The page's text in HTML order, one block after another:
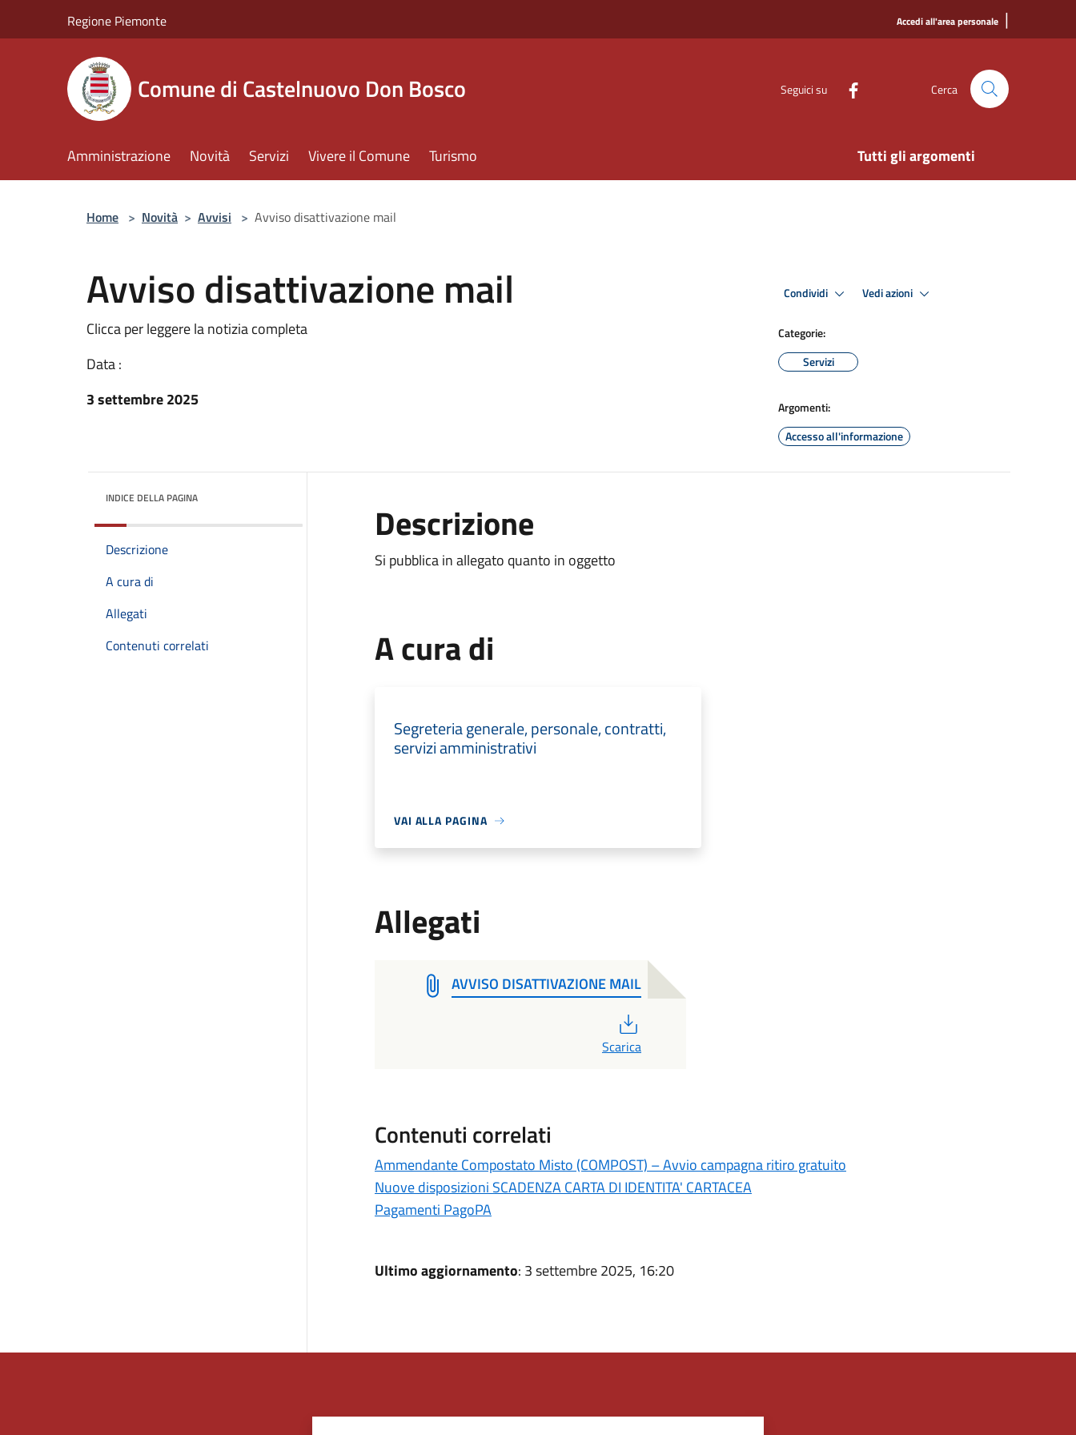
Regione Piemonte Accedi all'area personale |
Comune di Castelnuovo Don Bosco Seguici su Cerca
Amministrazione Novità Servizi Vivere il Comune Turismo Tutti gli argomenti
Home > Novità > Avvisi > Avviso disattivazione mail
Avviso disattivazione mail
Clicca per leggere la notizia completa
Data :
3 settembre 2025
Condividi Vedi azioni
Categorie:
Servizi
Argomenti:
Accesso all'informazione
INDICE DELLA PAGINA
Descrizione
A cura di
Allegati
Contenuti correlati
Descrizione
Si pubblica in allegato quanto in oggetto
A cura di
Segreteria generale, personale, contratti,
servizi amministrativi
VAI ALLA PAGINA
Allegati
AVVISO DISATTIVAZIONE MAIL
Scarica
Contenuti correlati
Ammendante Compostato Misto (COMPOST) – Avvio campagna ritiro gratuito
Nuove disposizioni SCADENZA CARTA DI IDENTITA' CARTACEA
Pagamenti PagoPA
Ultimo aggiornamento: 3 settembre 2025, 16:20